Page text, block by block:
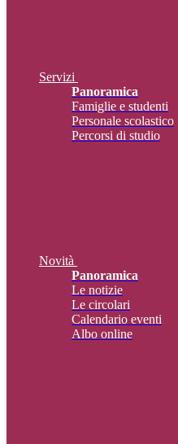
Servizi
Panoramica
Famiglie e studenti
Personale scolastico
Percorsi di studio
Novità
Panoramica
Le notizie
Le circolari
Calendario eventi
Albo online